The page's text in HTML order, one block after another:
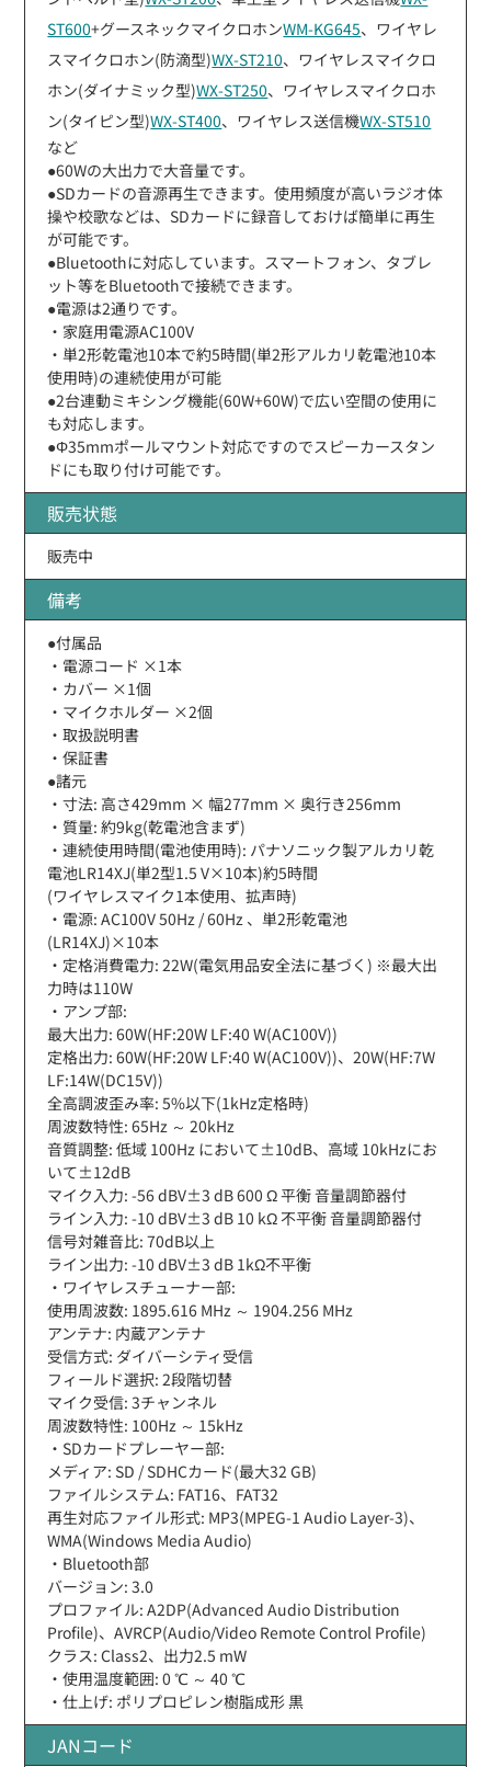
ST600+グースネックマイクロホンWM-KG645、ワイヤレ
スマイクロホン(防滴型)WX-ST210、ワイヤレスマイクロ
ホン(ダイナミック型)WX-ST250、ワイヤレスマイクロホ
ン(タイピン型)WX-ST400、ワイヤレス送信機WX-ST510
など
●60Wの大出力で大音量です。
●SDカードの音源再生できます。使用頻度が高いラジオ体
操や校歌などは、SDカードに録音しておけば簡単に再生
が可能です。
●Bluetoothに対応しています。スマートフォン、タブレ
ット等をBluetoothで接続できます。
●電源は2通りです。
・家庭用電源AC100V
・単2形乾電池10本で約5時間(単2形アルカリ乾電池10本
使用時)の連続使用が可能
●2台連動ミキシング機能(60W+60W)で広い空間の使用に
も対応します。
●Φ35mmポールマウント対応ですのでスピーカースタン
ドにも取り付け可能です。
販売状態
販売中
備考
●付属品
・電源コード ×1本
・カバー ×1個
・マイクホルダー ×2個
・取扱説明書
・保証書
●諸元
・寸法: 高さ429mm × 幅277mm × 奥行き256mm
・質量: 約9kg(乾電池含まず)
・連続使用時間(電池使用時): パナソニック製アルカリ乾
電池LR14XJ(単2型1.5 V×10本)約5時間
(ワイヤレスマイク1本使用、拡声時)
・電源: AC100V 50Hz / 60Hz 、単2形乾電池
(LR14XJ)×10本
・定格消費電力: 22W(電気用品安全法に基づく) ※最大出
力時は110W
・アンプ部:
最大出力: 60W(HF:20W LF:40 W(AC100V))
定格出力: 60W(HF:20W LF:40 W(AC100V))、20W(HF:7W
LF:14W(DC15V))
全高調波歪み率: 5%以下(1kHz定格時)
周波数特性: 65Hz ～ 20kHz
音質調整: 低域 100Hz において±10dB、高域 10kHzにお
いて±12dB
マイク入力: -56 dBV±3 dB 600 Ω 平衡 音量調節器付
ライン入力: -10 dBV±3 dB 10 kΩ 不平衡 音量調節器付
信号対雑音比: 70dB以上
ライン出力: -10 dBV±3 dB 1kΩ不平衡
・ワイヤレスチューナー部:
使用周波数: 1895.616 MHz ～ 1904.256 MHz
アンテナ: 内蔵アンテナ
受信方式: ダイバーシティ受信
フィールド選択: 2段階切替
マイク受信: 3チャンネル
周波数特性: 100Hz ～ 15kHz
・SDカードプレーヤー部:
メディア: SD / SDHCカード(最大32 GB)
ファイルシステム: FAT16、FAT32
再生対応ファイル形式: MP3(MPEG-1 Audio Layer-3)、
WMA(Windows Media Audio)
・Bluetooth部
バージョン: 3.0
プロファイル: A2DP(Advanced Audio Distribution
Profile)、AVRCP(Audio/Video Remote Control Profile)
クラス: Class2、出力2.5 mW
・使用温度範囲: 0 ℃ ～ 40 ℃
・仕上げ: ポリプロピレン樹脂成形 黒
JANコード